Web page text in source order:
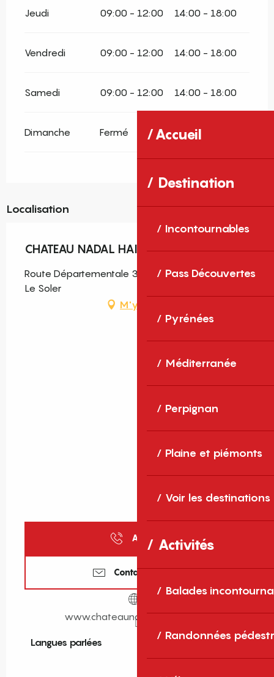
Accueil
Destination
Incontournables
Pass Découvertes
Pyrénées
Méditerranée
Perpignan
Plaine et piémonts
Voir les destinations
Activités
Balades
Randonnées
Jeudi 09:00 - 12:00 14:00 - 18:00
Vendredi 09:00 - 12:00 14:00 - 18:00
Samedi 09:00 - 12:00 14:00 - 18:00
Dimanche Fermé
Localisation
CHATEAU NADAL HAINAUT
Route Départementale 37 Mas de l'Eule, 66270
Le Soler
M'y rendre
Appeler
Contactez-nous
www.chateaunadalhainaut.com
Langues parlées
Langues parlées